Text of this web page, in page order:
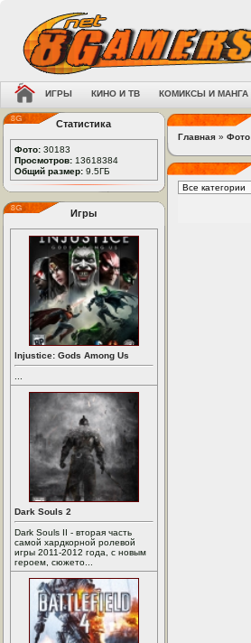
ИГРЫ КИНО И ТВ КОМИКСЫ И МАНГА
Статистика
Фото: 30183
Просмотров: 13618384
Общий размер: 9.5ГБ
Игры
Injustice: Gods Among Us
Dark Souls 2
Dark Souls II - вторая часть
самой хардкорной ролевой
игры 2011-2012 года, с новым
героем, сюжето...
Главная » Фото